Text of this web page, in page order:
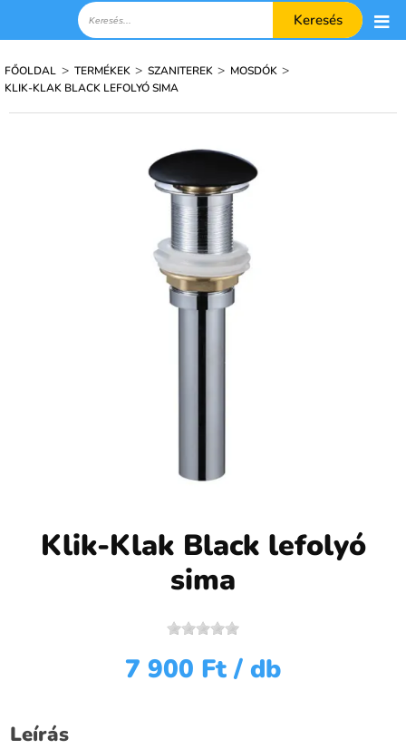
Keresés
FŐOLDAL > TERMÉKEK > SZANITEREK > MOSDÓK >
KLIK-KLAK BLACK LEFOLYÓ SIMA
Klik-Klak Black lefolyó
sima
7 900 Ft / db
Leírás